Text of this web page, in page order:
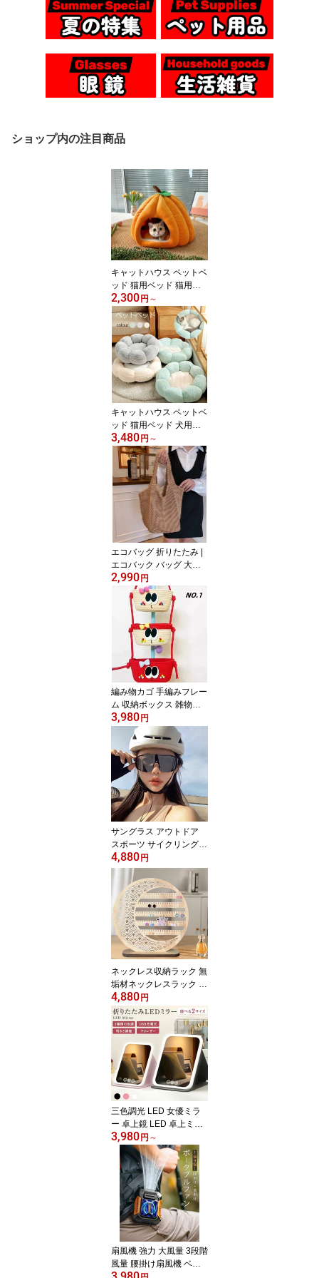
ショップ内の注目商品
キャットハウス ペットベ
ッド 猫用ベッド 猫用品
ペット用品 滑り止め ク
ッション ペットクッショ
ン おしゃれ 可愛い 暖か
い
2,300 円 ～
キャットハウス ペットベ
ッド 猫用ベッド 犬用品
猫用品 ペット用品 滑り
止め クッション ペット
クッション おしゃれ 可
愛い 暖かい
3,480 円 ～
エコバッグ 折りたたみ |
エコバック バッグ 大容
量 コンパクト ショッピ
ングバッグ 大きめ マチ
広 軽量 買い物袋 マチ付
き プレゼント おしゃれ
マイバッグ かわいい ギ
フト トート レジバッグ
プチギフト おりたたみ
母親 実用的
2,990 円
編み物カゴ 手編みフレー
ム 収納ボックス 雑物収
納かご 玄関 化粧品収納
小物入れ かわいい 編み
物カゴ 収納
3,980 円
サングラス アウトドア
スポーツ サイクリング
日夜用 保護眼鏡 トレン
ド UVカット スタイリッ
シュ クール メンズ レデ
ィース 通勤 普段使い 軽
量 夏 サマー
4,880 円
ネックレス収納ラック 無
垢材ネックレスラック ジ
ュエリー収納ラック 家庭
用ジュエリーディスプレ
イラック ペンダントラッ
ク ジュエリー小道具
4,880 円
三色調光 LED 女優ミラ
ー 卓上鏡 LED 卓上ミラ
ー 化粧鏡 大きい おしゃ
れ ライト付き鏡 持ち運
び 折りたたみ 充電式 三
色調光 LEDミラー 明る
さ調節 折り畳み タッチ
ボタン 記憶機能 LEDメ
イクアップミラー ライト
ミラー 携帯型ミラー 旅
行 プレゼント
3,980 円 ～
扇風機 強力 大風量 3段階
風量 腰掛け扇風機 ベル